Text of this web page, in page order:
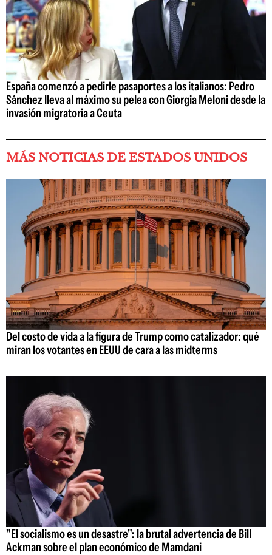
España comenzó a pedirle pasaportes a los italianos: Pedro
Sánchez lleva al máximo su pelea con Giorgia Meloni desde la
invasión migratoria a Ceuta
MÁS NOTICIAS DE ESTADOS UNIDOS
Del costo de vida a la figura de Trump como catalizador: qué
miran los votantes en EEUU de cara a las midterms
"El socialismo es un desastre": la brutal advertencia de Bill
Ackman sobre el plan económico de Mamdani